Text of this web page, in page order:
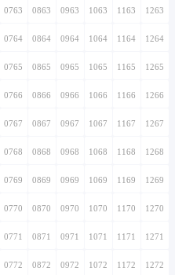
0763 0863 0963 1063 1163 1263
0764 0864 0964 1064 1164 1264
0765 0865 0965 1065 1165 1265
0766 0866 0966 1066 1166 1266
0767 0867 0967 1067 1167 1267
0768 0868 0968 1068 1168 1268
0769 0869 0969 1069 1169 1269
0770 0870 0970 1070 1170 1270
0771 0871 0971 1071 1171 1271
0772 0872 0972 1072 1172 1272